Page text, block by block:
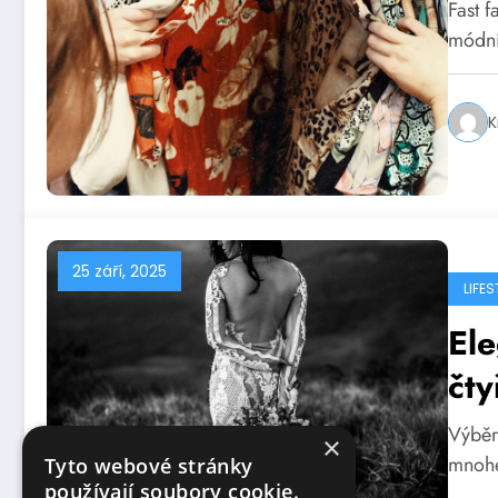
Fast
25 září, 2025
×
Tyto webové stránky
používají soubory cookie.